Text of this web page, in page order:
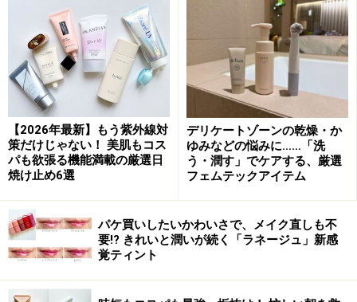
けたジュークボックス型のデザインで、キーリング感覚
で持ち運べます。
筆者が気になった5色をピックアップ！
カラーは全8色がラインナップ。なかでも筆者が気にな
ったのがこちらの5色です。
ポップスターピーチは、最初の一節のときめきを込め
た、繊細なヌードピーチ。肌なじみもよく、シーンを問
わず使えます。
【2026年最新】もう紫外線対
策だけじゃない！ 美肌もコス
パも欲張る機能満載の厳選日
焼け止め6選
デリケートゾーンの乾燥・か
ゆみなどの悩みに……「洗
う・潤す」でケアする、厳選
フェムテックアイテム
パケ買いしたいかわいさで、メイク直しも不
要!? きれいと潤いが続く「ラネージュ」新感
覚ティント